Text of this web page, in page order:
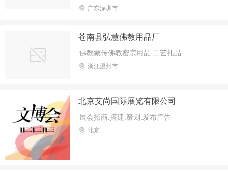
景，喷水池雕塑，景观标牌等。
广东深圳市
苍南县弘慧佛教用品厂
佛教藏传佛教密宗用品 工艺礼品
浙江温州市
北京艾尚国际展览有限公司
展会招商.搭建.策划.发布广告
北京